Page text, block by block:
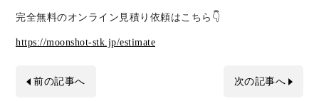
完全無料のオンライン見積り依頼はこちら👇
https://moonshot-stk.jp/estimate
前の記事へ 次の記事へ